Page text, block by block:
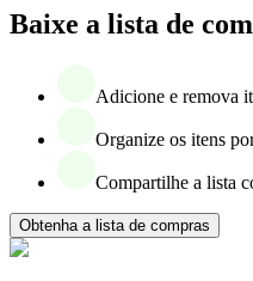
Baixe a lista de
Adicione e remova
Organize os itens
Compartilhe a lista
Obtenha a lista de compras